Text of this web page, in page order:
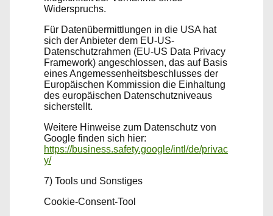
Widerspruchs.
Für Datenübermittlungen in die USA hat
sich der Anbieter dem EU-US-
Datenschutzrahmen (EU-US Data Privacy
Framework) angeschlossen, das auf Basis
eines Angemessenheitsbeschlusses der
Europäischen Kommission die Einhaltung
des europäischen Datenschutzniveaus
sicherstellt.
Weitere Hinweise zum Datenschutz von
Google finden sich hier:
https://business.safety.google/intl/de/privac
y/
7) Tools und Sonstiges
Cookie-Consent-Tool